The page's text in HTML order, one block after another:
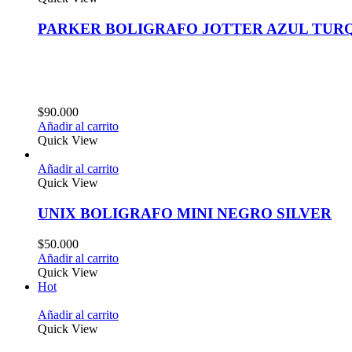
PARKER BOLIGRAFO JOTTER AZUL
$90.000
Añadir al carrito
Quick View
Añadir al carrito
Quick View
UNIX BOLIGRAFO MINI NEGRO SILVER
$50.000
Añadir al carrito
Quick View
Hot
Añadir al carrito
Quick View